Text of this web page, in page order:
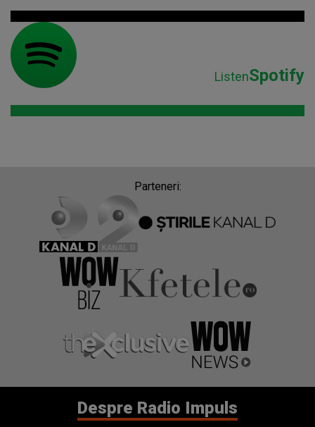
ListenSpotify
Parteneri:
Despre Radio Impuls